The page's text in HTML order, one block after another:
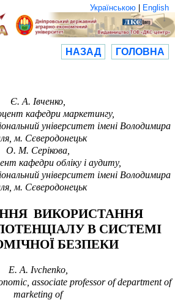
Українською English
НАЗАД ГОЛОВНА
Є. А. Івченко
кафедри маркетингу,
університет імені Володимира
м. Сєверодонецьк
О. М. Серікова,
кафедри обліку і аудиту,
університет імені Володимира
м. Сєверодонецьк
ВИКОРИСТАННЯ
В СИСТЕМІ
БЕЗПЕКИ
E. A. Ivchenko,
associate professor of department of
marketing of